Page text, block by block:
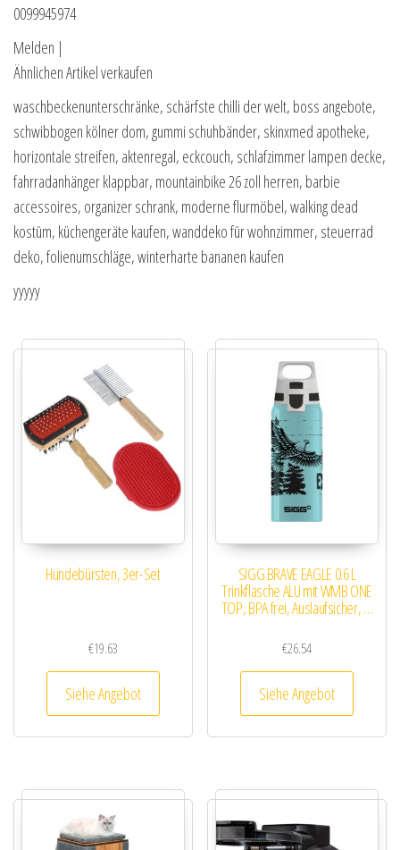
0099945974
Melden |
Ähnlichen Artikel verkaufen
waschbeckenunterschränke, schärfste chilli der welt, boss angebote,
schwibbogen kölner dom, gummi schuhbänder, skinxmed apotheke,
horizontale streifen, aktenregal, eckcouch, schlafzimmer lampen decke,
fahrradanhänger klappbar, mountainbike 26 zoll herren, barbie
accessoires, organizer schrank, moderne flurmöbel, walking dead
kostüm, küchengeräte kaufen, wanddeko für wohnzimmer, steuerrad
deko, folienumschläge, winterharte bananen kaufen
yyyyy
Hundebürsten, 3er-Set
€19.63
Siehe Angebot
SIGG BRAVE EAGLE 0.6 L
Trinkflasche ALU mit WMB ONE
TOP, BPA frei, Auslaufsicher, …
€26.54
Siehe Angebot